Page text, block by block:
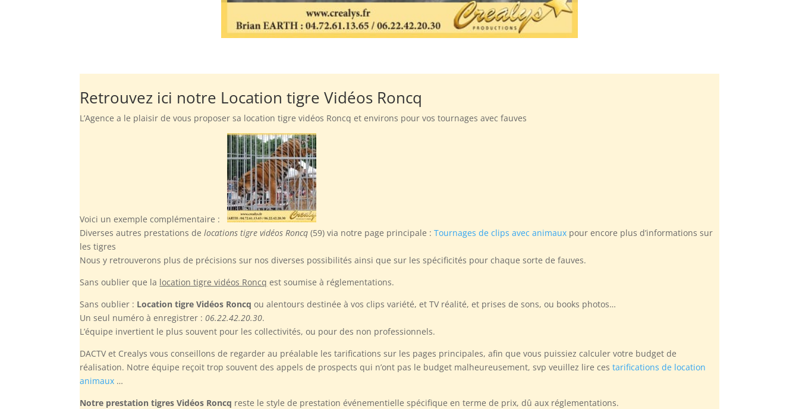
Retrouvez ici notre Location tigre Vidéos Roncq
L’Agence a le plaisir de vous proposer sa location tigre vidéos Roncq et environs pour vos tournages avec fauves
Voici un exemple complémentaire :
Diverses autres prestations delocations tigre vidéos Roncq (59) via notre page principale :Tournages de clips avec animaux pour encore plus d’informations sur
les tigres
Nous y retrouverons plus de précisions sur nos diverses possibilités ainsi que sur les spécificités pour chaque sorte de fauves.
Sans oublier que la location tigre vidéos Roncq est soumise à réglementations.
Sans oublier : Location tigre Vidéos Roncq ou alentours destinée à vos clips variété, et TV réalité, et prises de sons, ou books photos…
Un seul numéro à enregistrer :06.22.42.20.30.
L’équipe invertient le plus souvent pour les collectivités, ou pour des non professionnels.
DACTV et Crealys vous conseillons de regarder au préalable les tarifications sur les pages principales, afin que vous puissiez calculer votre budget de
réalisation. Notre équipe reçoit trop souvent des appels de prospects qui n’ont pas le budget malheureusement, svp veuillez lire cestarifications de location
animaux …
Notre prestation tigres Vidéos Roncq reste le style de prestation événementielle spécifique en terme de prix, dû aux réglementations.